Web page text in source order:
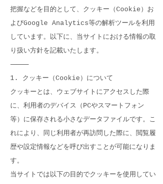
把握などを目的として、クッキー（Cookie）お
よびGoogle Analytics等の解析ツールを利用
しています。以下に、当サイトにおける情報の取
り扱い方針を記載いたします。
⸻
1. クッキー（Cookie）について
クッキーとは、ウェブサイトにアクセスした際
に、利用者のデバイス（PCやスマートフォン
等）に保存される小さなデータファイルです。こ
れにより、同じ利用者が再訪問した際に、閲覧履
歴や設定情報などを呼び出すことが可能になりま
す。
当サイトでは以下の目的でクッキーを使用してい